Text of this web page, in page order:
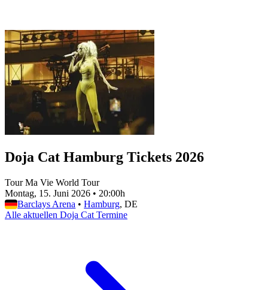
Doja Cat Hamburg Tickets 2026
Tour Ma Vie World Tour
Montag, 15. Juni 2026 • 20:00h
Barclays Arena • Hamburg, DE
Alle aktuellen Doja Cat Termine